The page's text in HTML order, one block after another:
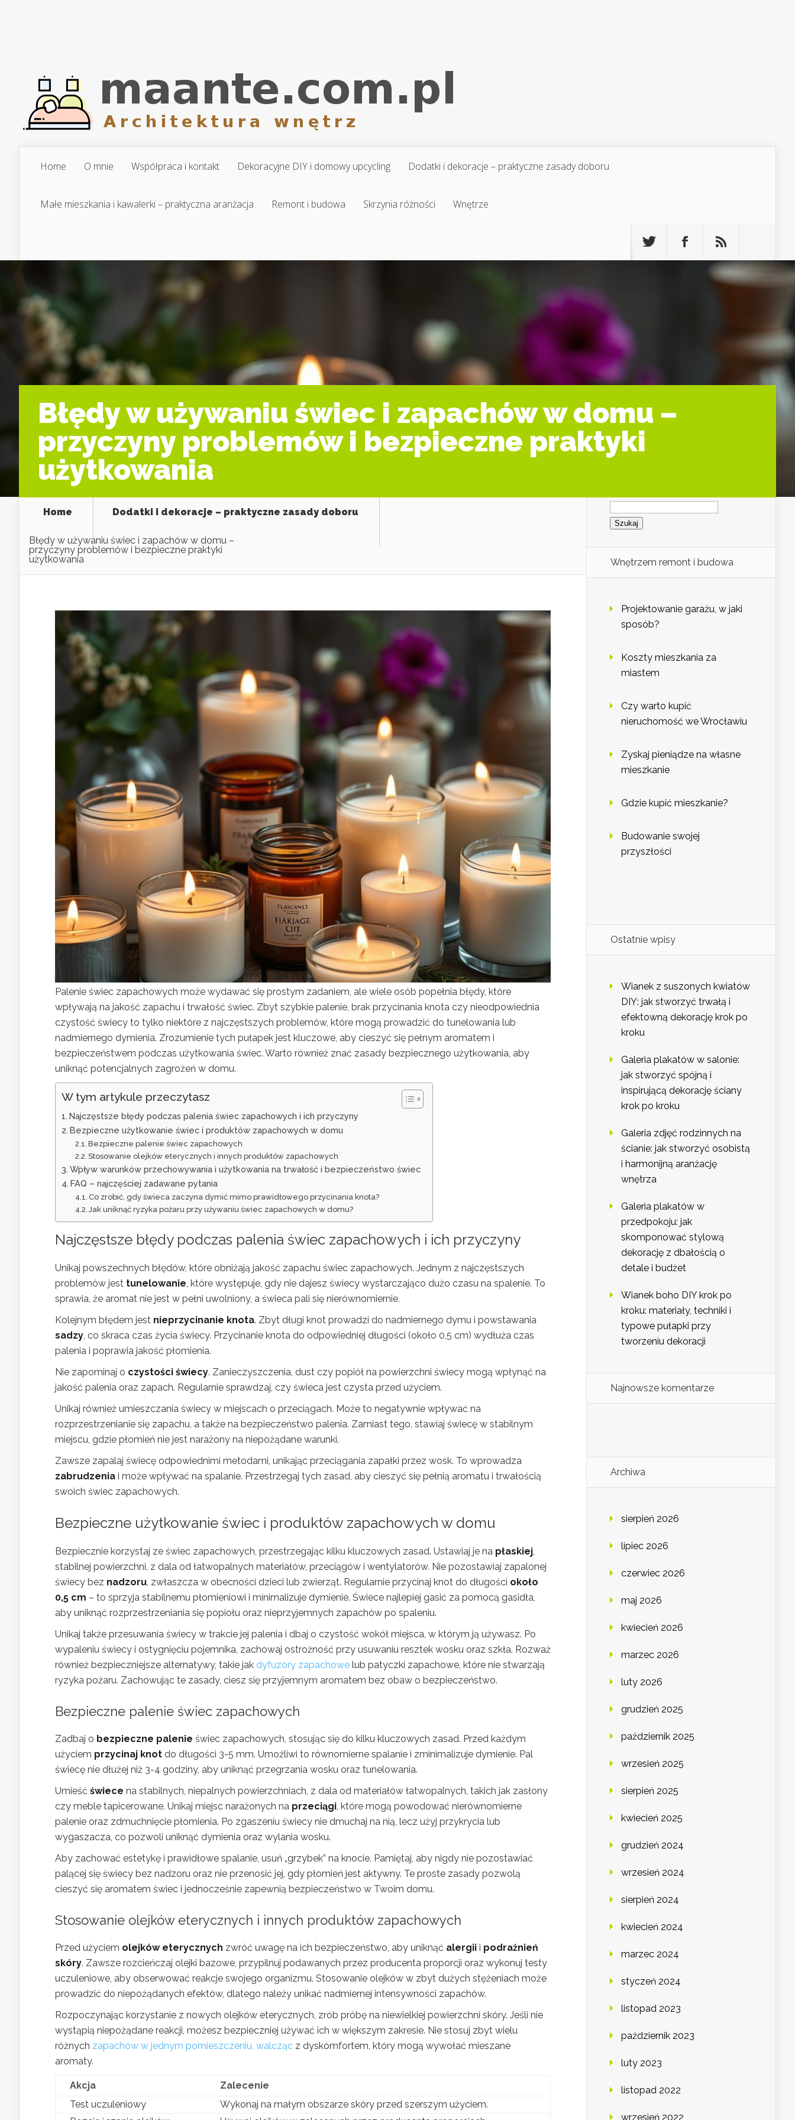
Home O mnie Współpraca i kontakt Dekoracyjne DIY i domowy upcycling Dodatki i dekoracje – praktyczne zasady doboru
Małe mieszkania i kawalerki – praktyczna aranżacja Remont i budowa Skrzynia różności Wnętrze
Błędy w używaniu świec i zapachów w domu –
przyczyny problemów i bezpieczne praktyki
użytkowania
Home Dodatki i dekoracje – praktyczne zasady doboru
Błędy w używaniu świec i zapachów w domu –
przyczyny problemów i bezpieczne praktyki
użytkowania
Palenie świec zapachowych może wydawać się prostym zadaniem, ale wiele osób popełnia błędy, które
wpływają na jakość zapachu i trwałość świec. Zbyt szybkie palenie, brak przycinania knota czy nieodpowiednia
czystość świecy to tylko niektóre z najczęstszych problemów, które mogą prowadzić do tunelowania lub
nadmiernego dymienia. Zrozumienie tych pułapek jest kluczowe, aby cieszyć się pełnym aromatem i
bezpieczeństwem podczas użytkowania świec. Warto również znać zasady bezpiecznego użytkowania, aby
uniknąć potencjalnych zagrożeń w domu.
W tym artykule przeczytasz
Najczęstsze błędy podczas palenia świec zapachowych i ich przyczyny
Bezpieczne użytkowanie świec i produktów zapachowych w domu
Bezpieczne palenie świec zapachowych
Stosowanie olejków eterycznych i innych produktów zapachowych
Wpływ warunków przechowywania i użytkowania na trwałość i bezpieczeństwo świec
FAQ – najczęściej zadawane pytania
Co zrobić, gdy świeca zaczyna dymić mimo prawidłowego przycinania knota?
Jak uniknąć ryzyka pożaru przy używaniu świec zapachowych w domu?
Najczęstsze błędy podczas palenia świec zapachowych i ich przyczyny
Unikaj powszechnych błędów, które obniżają jakość zapachu świec zapachowych. Jednym z najczęstszych
problemów jest tunelowanie , które występuje, gdy nie dajesz świecy wystarczająco dużo czasu na spalenie. To
sprawia, że aromat nie jest w pełni uwolniony, a świeca pali się nierównomiernie.
Kolejnym błędem jest nieprzycinanie knota. Zbyt długi knot prowadzi do nadmiernego dymu i powstawania
sadzy , co skraca czas życia świecy. Przycinanie knota do odpowiedniej długości (około 0,5 cm) wydłuża czas
palenia i poprawia jakość płomienia.
Nie zapominaj o czystości świecy. Zanieczyszczenia, dust czy popiół na powierzchni świecy mogą wpłynąć na
jakość palenia oraz zapach. Regularnie sprawdzaj, czy świeca jest czysta przed użyciem.
Unikaj również umieszczania świecy w miejscach o przeciągach. Może to negatywnie wpływać na
rozprzestrzenianie się zapachu, a także na bezpieczeństwo palenia. Zamiast tego, stawiaj świecę w stabilnym
miejscu, gdzie płomień nie jest narażony na niepożądane warunki.
Zawsze zapalaj świecę odpowiednimi metodami, unikając przeciągania zapałki przez wosk. To wprowadza
zabrudzenia i może wpływać na spalanie. Przestrzegaj tych zasad, aby cieszyć się pełnią aromatu i trwałością
swoich świec zapachowych.
Bezpieczne użytkowanie świec i produktów zapachowych w domu
Bezpiecznie korzystaj ze świec zapachowych, przestrzegając kilku kluczowych zasad. Ustawiaj je na płaskiej
stabilnej powierzchni, z dala od łatwopalnych materiałów, przeciągów i wentylatorów. Nie pozostawiaj zapalonej
świecy bez nadzoru , zwłaszcza w obecności dzieci lub zwierząt. Regularnie przycinaj knot do długości około
0,5 cm – to sprzyja stabilnemu płomieniowi i minimalizuje dymienie. Świece najlepiej gasić za pomocą gasidła,
aby uniknąć rozprzestrzeniania się popiołu oraz nieprzyjemnych zapachów po spaleniu.
Unikaj także przesuwania świecy w trakcie jej palenia i dbaj o czystość wokół miejsca, w którym ją używasz. Po
wypaleniu świecy i ostygnięciu pojemnika, zachowaj ostrożność przy usuwaniu resztek wosku oraz szkła. Rozważ
również bezpieczniejsze alternatywy, takie jak dyfuzory zapachowe lub patyczki zapachowe, które nie stwarzają
ryzyka pożaru. Zachowując te zasady, ciesz się przyjemnym aromatem bez obaw o bezpieczeństwo.
Bezpieczne palenie świec zapachowych
Zadbaj o bezpieczne palenie świec zapachowych, stosując się do kilku kluczowych zasad. Przed każdym
użyciem przycinaj knot do długości 3-5 mm. Umożliwi to równomierne spalanie i zminimalizuje dymienie. Pal
świecę nie dłużej niż 3-4 godziny, aby uniknąć przegrzania wosku oraz tunelowania.
Umieść świece na stabilnych, niepalnych powierzchniach, z dala od materiałów łatwopalnych, takich jak zasłony
czy meble tapicerowane. Unikaj miejsc narażonych na przeciągi , które mogą powodować nierównomierne
palenie oraz zdmuchnięcie płomienia. Po zgaszeniu świecy nie dmuchaj na nią, lecz użyj przykrycia lub
wygaszacza, co pozwoli uniknąć dymienia oraz wylania wosku.
Aby zachować estetykę i prawidłowe spalanie, usuń „grzybek” na knocie. Pamiętaj, aby nigdy nie pozostawiać
palącej się świecy bez nadzoru oraz nie przenosić jej, gdy płomień jest aktywny. Te proste zasady pozwolą
cieszyć się aromatem świec i jednocześnie zapewnią bezpieczeństwo w Twoim domu.
Stosowanie olejków eterycznych i innych produktów zapachowych
Przed użyciem olejków eterycznych zwróć uwagę na ich bezpieczeństwo, aby uniknąć alergii i podrażnień
skóry. Zawsze rozcieńczaj olejki bazowe, przypilnuj podawanych przez producenta proporcji oraz wykonuj testy
uczuleniowe, aby obserwować reakcje swojego organizmu. Stosowanie olejków w zbyt dużych stężeniach może
prowadzić do niepożądanych efektów, dlatego należy unikać nadmiernej intensywności zapachów.
Rozpoczynając korzystanie z nowych olejków eterycznych, zrób próbę na niewielkiej powierzchni skóry. Jeśli nie
wystąpią niepożądane reakcji, możesz bezpieczniej używać ich w większym zakresie. Nie stosuj zbyt wielu
różnych zapachów w jednym pomieszczeniu, walcząc z dyskomfortem, który mogą wywołać mieszane
aromaty.
Akcja
Zalecenie
Test uczuleniowy
Wykonaj na małym obszarze skóry przed szerszym użyciem.
Szukaj:
Wnętrzem remont i budowa
Projektowanie garażu, w jaki
sposób?
Koszty mieszkania za
miastem
Czy warto kupić
nieruchomość we Wrocławiu
Zyskaj pieniądze na własne
mieszkanie
Gdzie kupić mieszkanie?
Budowanie swojej
przyszłości
Ostatnie wpisy
Wianek z suszonych kwiatów
DIY: jak stworzyć trwałą i
efektowną dekorację krok po
kroku
Galeria plakatów w salonie:
jak stworzyć spójną i
inspirującą dekorację ściany
krok po kroku
Galeria zdjęć rodzinnych na
ścianie: jak stworzyć osobistą
i harmonijną aranżację
wnętrza
Galeria plakatów w
przedpokoju: jak
skomponować stylową
dekorację z dbałością o
detale i budżet
Wianek boho DIY krok po
kroku: materiały, techniki i
typowe pułapki przy
tworzeniu dekoracji
Najnowsze komentarze
Archiwa
sierpień 2026
lipiec 2026
czerwiec 2026
maj 2026
kwiecień 2026
marzec 2026
luty 2026
grudzień 2025
październik 2025
wrzesień 2025
sierpień 2025
kwiecień 2025
grudzień 2024
wrzesień 2024
sierpień 2024
kwiecień 2024
marzec 2024
styczeń 2024
listopad 2023
październik 2023
luty 2023
listopad 2022
wrzesień 2022